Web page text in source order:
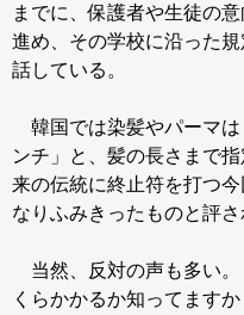
までに、保護者や生徒の
進め、その学校に沿った
話している。
韓国では染髪やパーマ
ンチ」と、髪の長さまで
来の伝統に終止符を打つ
なりふみきったものと評さ
当然、反対の声も多い。
くらかかるか知ってます